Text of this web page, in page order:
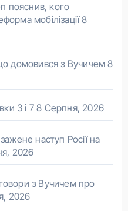
пояснив, кого
мобілізації 8
домовився з Вучичем 8
3 і 7 8 Серпня, 2026
наступ Росії на
2026
з Вучичем про
2026